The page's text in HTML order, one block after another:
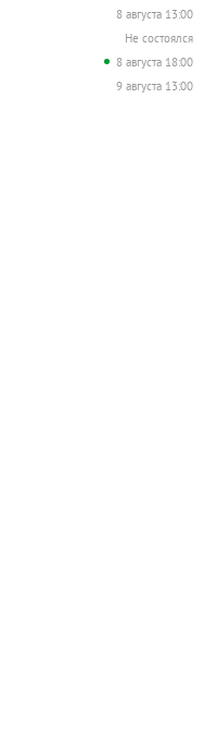
8 августа 13:00
Не состоялся
8 августа 18:00
9 августа 13:00